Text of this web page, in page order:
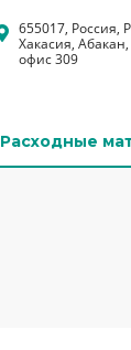
655017, Россия,
Хакасия,
офис 309
Расходные